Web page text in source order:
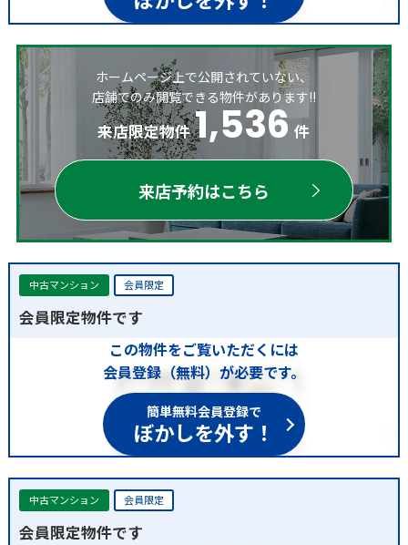
ホームページ上で公開されていない、
店舗でのみ閲覧できる物件があります!!
来店限定物件 1,536 件
来店予約はこちら
中古マンション 会員限定
会員限定物件です
この物件をご覧いただくには
会員登録（無料）が必要です。
簡単無料会員登録で
ぼかしを外す！
中古マンション 会員限定
会員限定物件です